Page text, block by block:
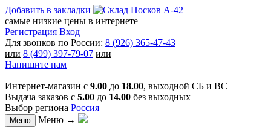
Добавить в закладки
самые низкие цены в интернете
Регистрация Вход
Для звонков по России: 8 (926) 365-47-43
или 8 (499) 397-79-07 или
Напишите нам
Интернет-магазин с 9.00 до 18.00, выходной СБ и ВС
Выдача заказов с 5.00 до 14.00 без выходных
Выбор региона Россия
Меню Меню →